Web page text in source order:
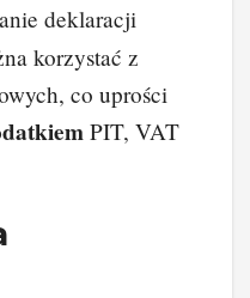
deklaracji
korzystać z
co uprości
PIT, VAT